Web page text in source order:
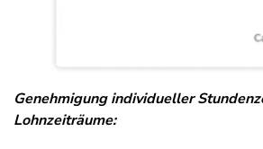
Genehmigung individueller
Lohnzeiträume: